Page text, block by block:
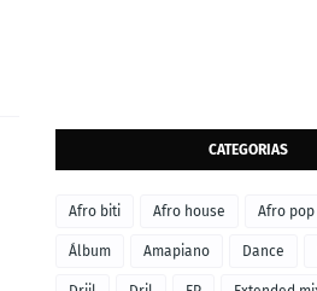
CATEGORIAS
Afro biti Afro house Afro pop
Álbum Amapiano Dance